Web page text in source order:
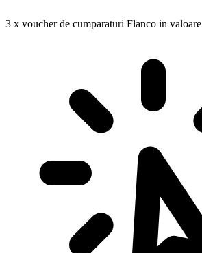
3 x voucher de cumparaturi Flanco in